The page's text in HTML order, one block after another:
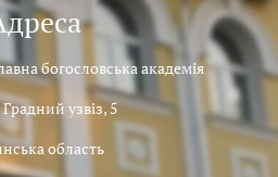
богословська академія
узвіз, 5
область